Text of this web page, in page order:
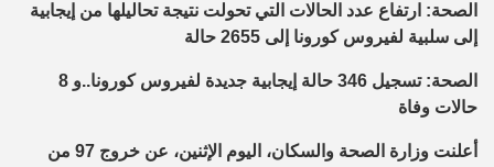
الصحة: ارتفاع عدد الحالات التي تحولت نتيجة تحاليلها من إيجابية
إلى سلبية لفيروس كورونا إلى 2655 حالة
الصحة: تسجيل 346 حالة إيجابية جديدة لفيروس كورونا..و 8
حالات وفاة
أعلنت وزارة الصحة والسكان، اليوم الإثنين، عن خروج 97 من